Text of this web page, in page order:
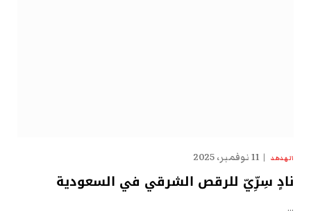
الهدهد 11 نوفمبر، 2025
نادٍ سِرِّيّ للرقص الشرقي في السعودية
…